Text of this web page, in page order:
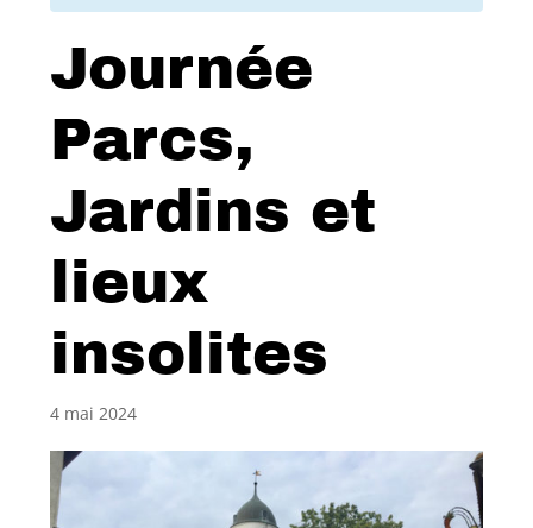
Journée
Parcs,
Jardins et
lieux
insolites
4 mai 2024